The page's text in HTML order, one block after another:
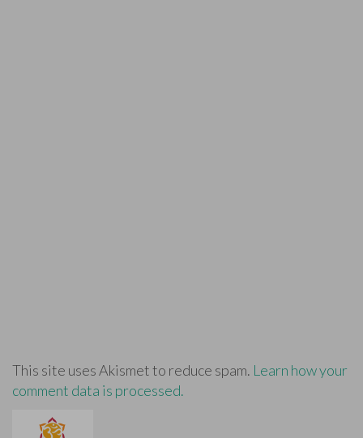
This site uses Akismet to reduce spam. Learn how your
comment data is processed.